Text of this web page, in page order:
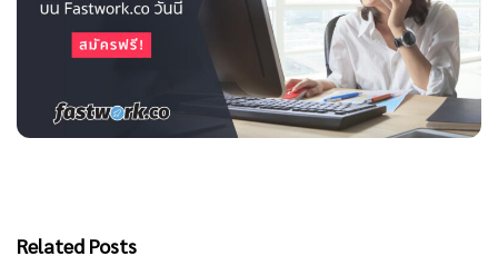
Related Posts